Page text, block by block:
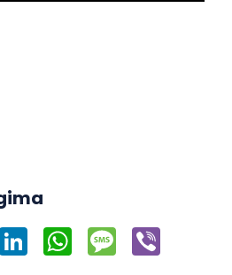
LinkedInWhatsApp
Message